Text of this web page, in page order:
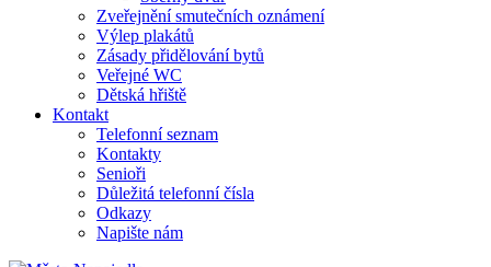
Zveřejnění smutečních oznámení
Výlep plakátů
Zásady přidělování bytů
Veřejné WC
Dětská hřiště
Kontakt
Telefonní seznam
Kontakty
Senioři
Důležitá telefonní čísla
Odkazy
Napište nám